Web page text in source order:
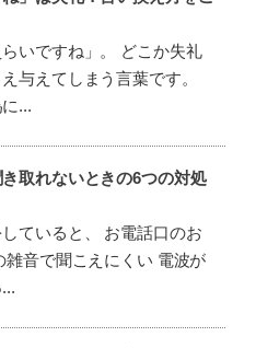
いですね」。 どこか失礼
与えてしまう言葉です。
...
取れないときの6つの対処
ていると、 お電話口のお
音で聞こえにくい 電波が